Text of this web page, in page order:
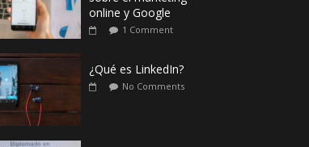
online y Google
1 Comment
¿Qué es LinkedIn?
No Comments